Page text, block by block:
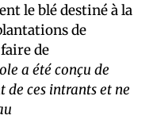
le blé destiné à la
de
de
a été conçu de
de ces intrants et ne